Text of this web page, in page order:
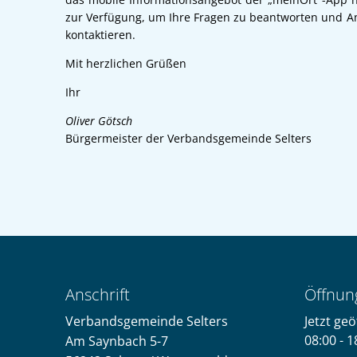
zur Verfügung, um Ihre Fragen zu beantworten und
kontaktieren.
Mit herzlichen Grüßen
Ihr
Oliver Götsch
Bürgermeister der Verbandsgemeinde Selters
Anschrift
Verbandsgemeinde Selters
Am Saynbach 5-7
Klicken,
Jetzt
08:00-